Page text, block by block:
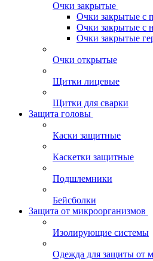
Очки закрытые
Очки закрытые с
Очки закрытые с
Очки закрытые
Очки открытые
Щитки лицевые
Щитки для сварки
Защита головы
Каски защитные
Каскетки защитные
Подшлемники
Бейсболки
Защита от микроорганизмов
Изолирующие системы
Одежда для защиты от